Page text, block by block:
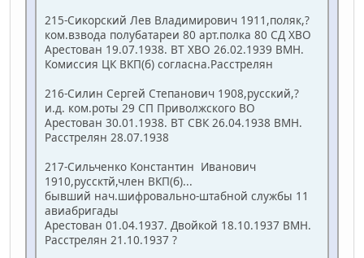
215-Сикорский Лев Владимирович 1911,поляк,?
ком.взвода полубатареи 80 арт.полка 80 СД ХВО
Арестован 19.07.1938. ВТ ХВО 26.02.1939 ВМН.
Комиссия ЦК ВКП(б) согласна.Расстрелян
216-Силин Сергей Степанович 1908,русский,?
и.д. ком.роты 29 СП Приволжского ВО
Арестован 30.01.1938. ВТ СВК 26.04.1938 ВМН.
Расстрелян 28.07.1938
217-Сильченко Константин Иванович
1910,руссктй,член ВКП(б)...
бывший нач.шифровально-штабной службы 11
авиабригады
Арестован 01.04.1937. Двойкой 18.10.1937 ВМН.
Расстрелян 21.10.1937 ?